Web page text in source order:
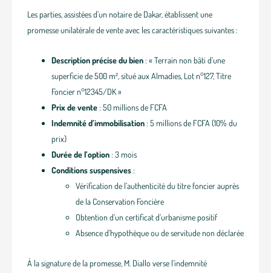
Les parties, assistées d’un notaire de Dakar, établissent une
promesse unilatérale de vente avec les caractéristiques suivantes :
Description précise du bien: « Terrain non bâti d’une
superficie de 500 m², situé aux Almadies, Lot n°127, Titre
Foncier n°12345/DK »
Prix de vente: 50 millions de FCFA
Indemnité d’immobilisation: 5 millions de FCFA (10% du
prix)
Durée de l’option: 3 mois
Conditions suspensives:
Vérification de l’authenticité du titre foncier auprès
de la Conservation Foncière
Obtention d’un certificat d’urbanisme positif
Absence d’hypothèque ou de servitude non déclarée
À la signature de la promesse, M. Diallo verse l’indemnité